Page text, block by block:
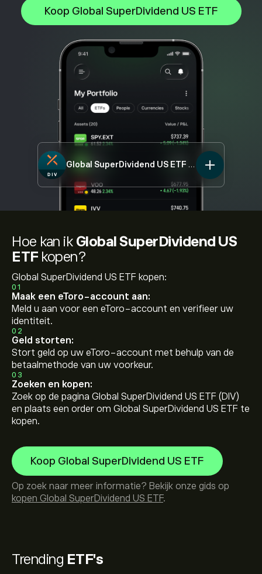
Koop Global SuperDividend US ETF
Global SuperDividend US ETF DIV
Trending ETF's
Hoe kan ik Global SuperDividend US
ETF kopen?
Global SuperDividend US ETF kopen:
01
Maak een eToro-account aan:
Meld u aan voor een eToro-account en verifieer uw
identiteit.
02
Geld storten:
Stort geld op uw eToro-account met behulp van de
betaalmethode van uw voorkeur.
03
Zoeken en kopen:
Zoek op de pagina Global SuperDividend US ETF (DIV)
en plaats een order om Global SuperDividend US ETF te
kopen.
Koop Global SuperDividend US ETF
Op zoek naar meer informatie? Bekijk onze gids op
kopen Global SuperDividend US ETF.